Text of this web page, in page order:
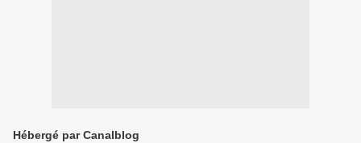
Hébergé par Canalblog